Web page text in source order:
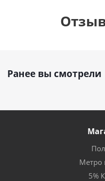
Ранее вы смотрели
Метро
5%